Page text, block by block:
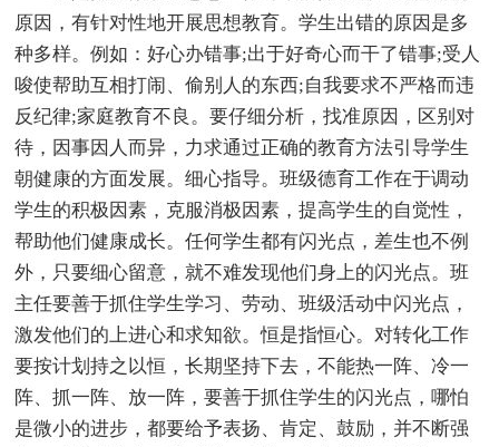
原因，有针对性地开展思想教育。学生出错的原因是多
种多样。例如：好心办错事;出于好奇心而干了错事;受人
唆使帮助互相打闹、偷别人的东西;自我要求不严格而违
反纪律;家庭教育不良。要仔细分析，找准原因，区别对
待，因事因人而异，力求通过正确的教育方法引导学生
朝健康的方面发展。细心指导。班级德育工作在于调动
学生的积极因素，克服消极因素，提高学生的自觉性，
帮助他们健康成长。任何学生都有闪光点，差生也不例
外，只要细心留意，就不难发现他们身上的闪光点。班
主任要善于抓住学生学习、劳动、班级活动中闪光点，
激发他们的上进心和求知欲。恒是指恒心。对转化工作
要按计划持之以恒，长期坚持下去，不能热一阵、冷一
阵、抓一阵、放一阵，要善于抓住学生的闪光点，哪怕
是微小的进步，都要给予表扬、肯定、鼓励，并不断强